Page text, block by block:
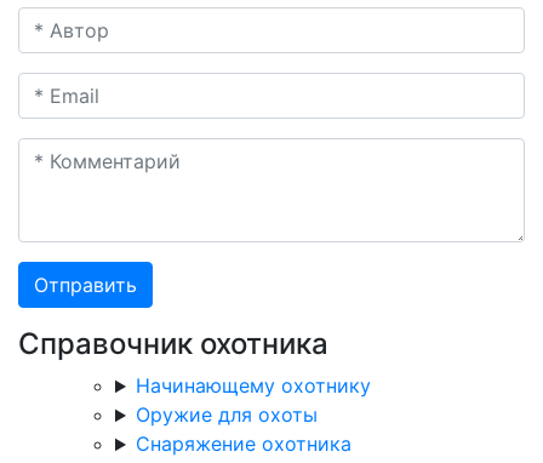
Отправить
Справочник охотника
Начинающему охотнику
Оружие для охоты
Снаряжение охотника